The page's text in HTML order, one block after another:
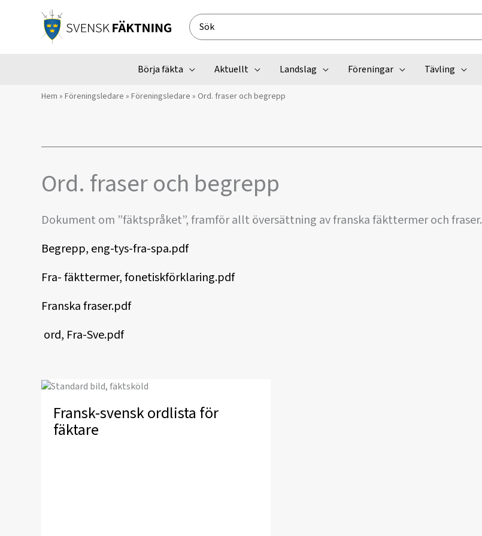
Search
for:
Börja fäkta Aktuellt Landslag Föreningar Tävling
Hem » Föreningsledare » Föreningsledare » Ord. fraser och begrepp
Ord. fraser och begrepp
Dokument om ”fäktspråket”, framför allt översättning av franska fäkttermer och fraser.
Begrepp, eng-tys-fra-spa.pdf
Fra- fäkttermer, fonetiskförklaring.pdf
Franska fraser.pdf
ord, Fra-Sve.pdf
Fransk-svensk ordlista för
fäktare